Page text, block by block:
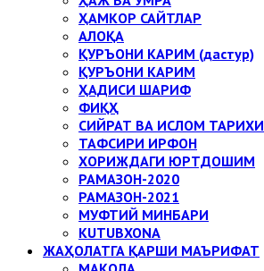
ҲАМКОР САЙТЛАР
АЛОҚА
ҚУРЪОНИ КАРИМ (дастур)
ҚУРЪОНИ КАРИМ
ҲАДИСИ ШАРИФ
ФИҚҲ
СИЙРАТ ВА ИСЛОМ ТАРИХИ
ТАФСИРИ ИРФОН
ХОРИЖДАГИ ЮРТДОШИМ
РАМАЗОН-2020
РАМАЗОН-2021
МУФТИЙ МИНБАРИ
KUTUBXONA
ЖАҲОЛАТГА ҚАРШИ МАЪРИФАТ